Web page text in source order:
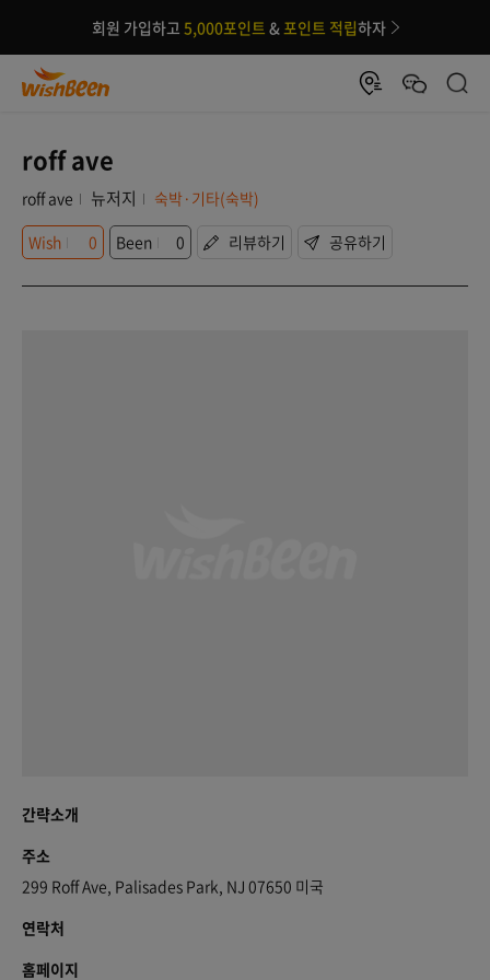
회원 가입하고 5,000포인트 &포인트 적립하자
roff ave
roff ave 뉴저지
숙박·기타(숙박)
Wish
0 Been 0 리뷰하기 공유하기
간략소개
주소
299 Roff Ave, Palisades Park, NJ 07650 미국
연락처
홈페이지